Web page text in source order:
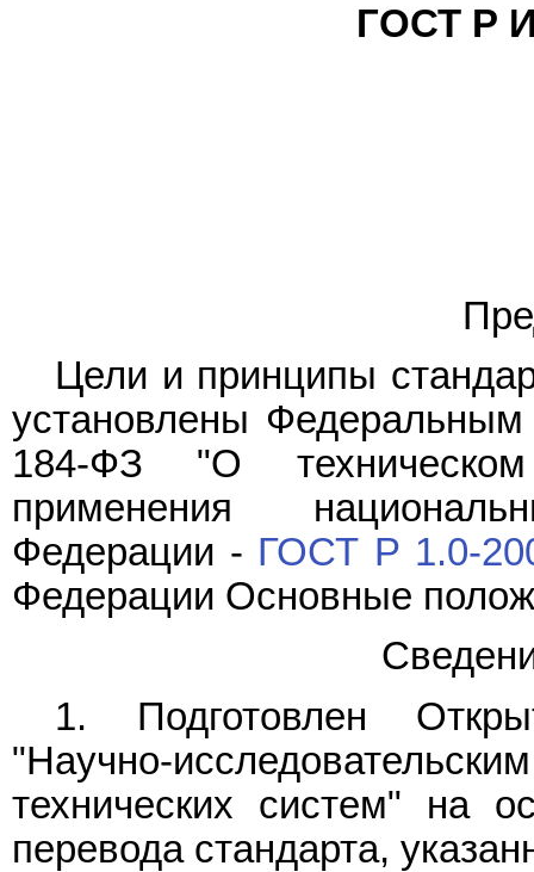
ГОСТ Р
Цели и принципы
установлены
184-ФЗ "О
применения
Федерации - ГОСТ Р 1.0-
Федерации Основные
1. Подготовлен
"Научно-
технических систем" на
перевода стандарта,